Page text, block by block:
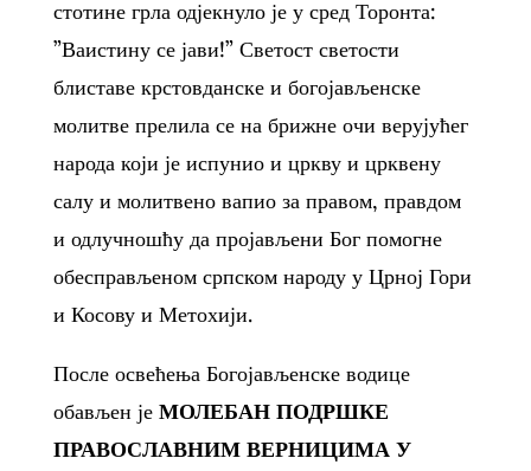
стотине грла одјекнуло је у сред Торонта:
”Ваистину се јави!” Светост светости
блиставе крстовданске и богојављенске
молитве прелила се на брижне очи верујућег
народа који је испунио и цркву и црквену
салу и молитвено вапио за правом, правдом
и одлучношћу да пројављени Бог помогне
обесправљеном српском народу у Црној Гори
и Косову и Метохији.
После освећења Богојављенске водице
обављен је МОЛЕБАН ПОДРШКЕ
ПРАВОСЛАВНИМ ВЕРНИЦИМА У